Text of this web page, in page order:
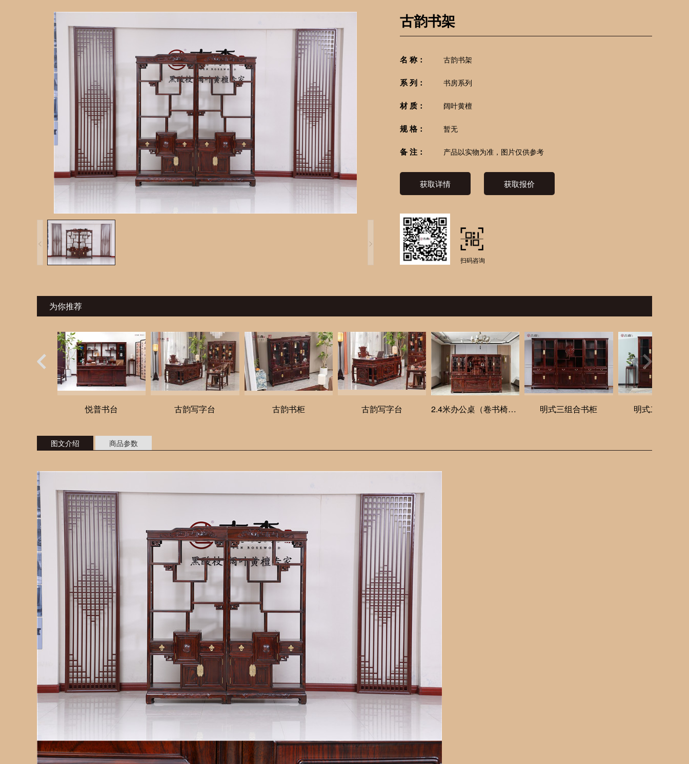
古韵书架
名 称： 古韵书架
系 列： 书房系列
材 质： 阔叶黄檀
规 格： 暂无
备 注： 产品以实物为准，图片仅供参考
获取详情 获取报价
扫码咨询
为你推荐
悦普书台 古韵写字台 古韵书柜 古韵写字台 2.4米办公桌（卷书椅）+三组合书柜 明式三组合书柜 明式二组合书
图文介绍 商品参数